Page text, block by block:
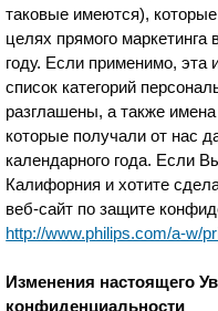
таковые имеются),
целях прямого
году. Если применимо,
список категорий
разглашены, а также
которые получали от нас
календарного года. Если
Калифорния и хотите
веб-сайт по защите
http://www.philips.com/a-w/
Изменения настоящего
конфиденциальности